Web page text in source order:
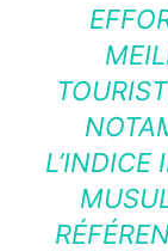
L’INDICE